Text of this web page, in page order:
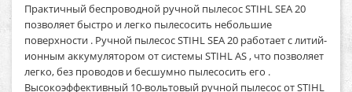
Практичный беспроводной ручной пылесос STIHL SEA 20
позволяет быстро и легко пылесосить небольшие
поверхности . Ручной пылесос STIHL SEA 20 работает с литий-
ионным аккумулятором от системы STIHL AS , что позволяет
легко, без проводов и бесшумно пылесосить его .
Высокоэффективный 10-вольтовый ручной пылесос от STIHL